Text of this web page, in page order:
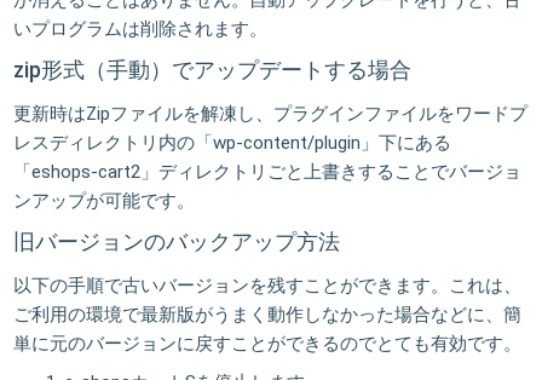
いプログラムは削除されます。
zip形式（手動）でアップデートする場合
更新時はZipファイルを解凍し、プラグインファイルをワードプ
レスディレクトリ内の「wp-content/plugin」下にある
「eshops-cart2」ディレクトリごと上書きすることでバージョ
ンアップが可能です。
旧バージョンのバックアップ方法
以下の手順で古いバージョンを残すことができます。これは、
ご利用の環境で最新版がうまく動作しなかった場合などに、簡
単に元のバージョンに戻すことができるのでとても有効です。